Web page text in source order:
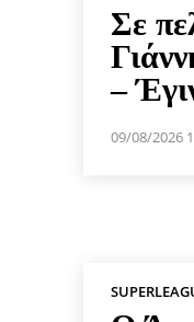
Σε
–
09/08/2026